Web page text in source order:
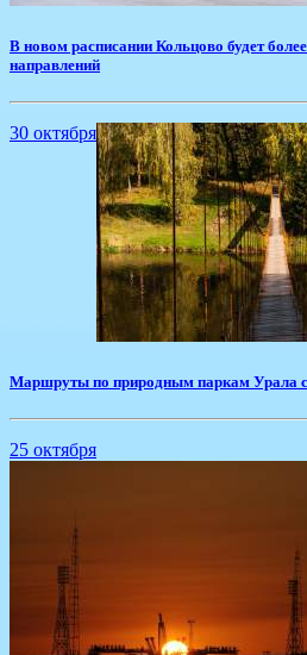
В новом расписании Кольцово будет
направлений
30 октября
Маршруты по природным паркам Урала
25 октября